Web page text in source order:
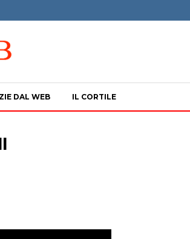
DAL WEB IL CORTILE